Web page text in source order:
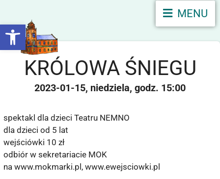
Otwórz pasek narzędzi
MENU
KRÓLOWA ŚNIEGU
2023-01-15 niedziela 15:00
spektakl dla dzieci Teatru NEMNO
dla dzieci od 5 lat
wejściówki 10 zł
odbiór w sekretariacie MOK
na www.mokmarki.pl, www.ewejsciowki.pl